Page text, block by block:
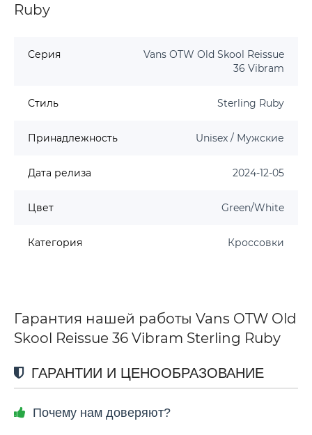
Ruby
Серия
Vans OTW Old Skool Reissue
36 Vibram
Стиль Sterling Ruby
Принадлежность Unisex / Мужские
Дата релиза 2024-12-05
Цвет Green/White
Категория Кроссовки
Гарантия нашей работы Vans OTW Old
Skool Reissue 36 Vibram Sterling Ruby
ГАРАНТИИ И ЦЕНООБРАЗОВАНИЕ
Почему нам доверяют?